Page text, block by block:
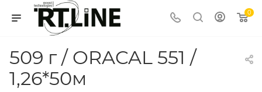
0
509 г / ORACAL 551 /
1,26*50м